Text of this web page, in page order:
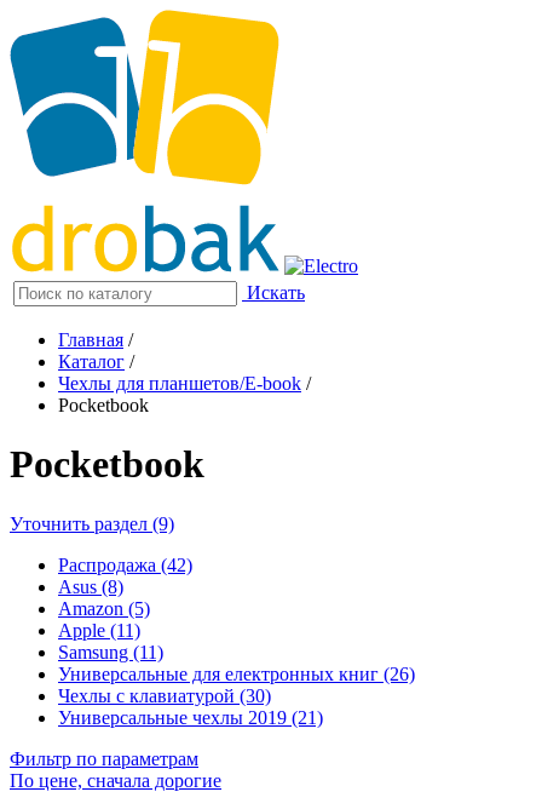
Искать
Главная /
Каталог /
Чехлы для планшетов/E-book /
Pocketbook
Pocketbook
Уточнить раздел (9)
Распродажа (42)
Asus (8)
Amazon (5)
Apple (11)
Samsung (11)
Универсальные для електронных книг (26)
Чехлы с клавиатурой (30)
Универсальные чехлы 2019 (21)
Фильтр по параметрам
По цене, сначала дорогие